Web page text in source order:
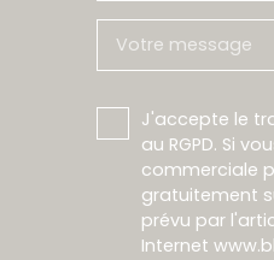
Votre message
J'accepte le
au RGPD. Si
commerciale
gratuitement
prévu par
Internet